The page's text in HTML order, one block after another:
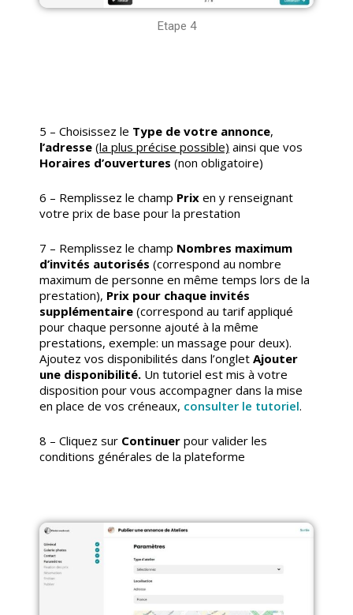
Etape 4
5 – Choisissez le Type de votre annonce,
l’adresse (la plus précise possible) ainsi que vos
Horaires d’ouvertures (non obligatoire)
6 – Remplissez le champ Prix en y renseignant
votre prix de base pour la prestation
7 – Remplissez le champ Nombres maximum
d’invités autorisés (correspond au nombre
maximum de personne en même temps lors de la
prestation), Prix pour chaque invités
supplémentaire (correspond au tarif appliqué
pour chaque personne ajouté à la même
prestations, exemple: un massage pour deux).
Ajoutez vos disponibilités dans l’onglet Ajouter
une disponibilité. Un tutoriel est mis à votre
disposition pour vous accompagner dans la mise
en place de vos créneaux, consulter le tutoriel.
8 – Cliquez sur Continuer pour valider les
conditions générales de la plateforme